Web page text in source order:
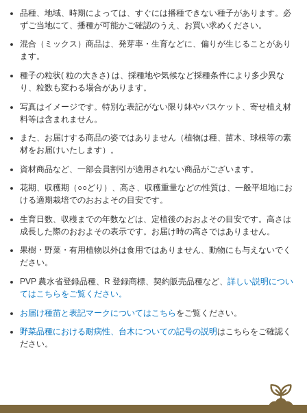
品種、地域、時期によっては、すぐには播種できない種子があります。必
ずご当地にて、播種が可能かご確認のうえ、お買い求めください。
混合（ミックス）商品は、発芽率・生育などに、偏りが生じることがあり
ます。
種子の粒状( 粒の大きさ) は、採種地や気候など採種条件により多少異な
り、粒数も変わる場合があります。
写真はイメージです。特別な表記がない限り鉢やバスケット、寄せ植え材
料等は含まれません。
また、お届けする商品の姿ではありません（植物は種、苗木、球根等の素
材をお届けいたします）。
資材商品など、一部会員割引が適用されない商品がございます。
花期、収穫期（○○どり）、高さ、収穫重量などの性質は、一般平坦地にお
ける適期栽培でのおおよその目安です。
生育日数、収穫までの年数などは、定植後のおおよその目安です。高さは
成長した際のおおよその表示です。お届け時の高さではありません。
果樹・野菜・有用植物以外は食用ではありません、動物にも与えないでく
ださい。
PVP 農水省登録品種、R 登録商標、契約販売品種など、詳しい説明につい
てはこちらをご覧ください。
お届け種苗と表記マークについてはこちら をご覧ください。
野菜品種における耐病性、台木についての記号の説明はこちらをご確認く
ださい。